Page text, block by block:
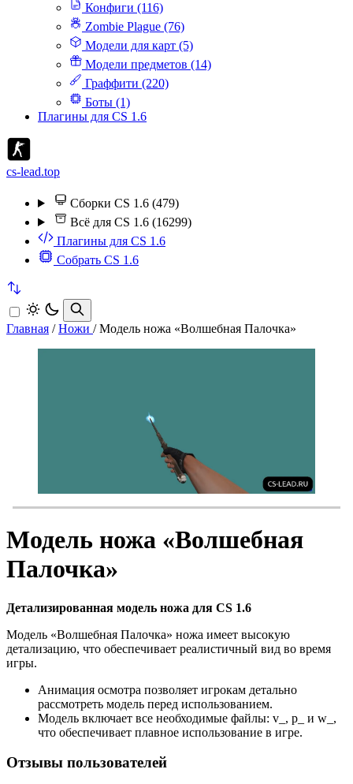
Конфиги (116)
Zombie Plague (76)
Модели для карт (5)
Модели предметов (14)
Граффити (220)
Боты (1)
Плагины для CS 1.6
cs-lead.top
Сборки CS 1.6 (479)
Всё для CS 1.6 (16299)
Плагины для CS 1.6
Собрать CS 1.6
Главная / Ножи / Модель ножа «Волшебная Палочка»
Модель ножа «Волшебная
Палочка»
Детализированная модель ножа для CS 1.6
Модель «Волшебная Палочка» ножа имеет высокую
детализацию, что обеспечивает реалистичный вид во время
игры.
Анимация осмотра позволяет игрокам детально
рассмотреть модель перед использованием.
Модель включает все необходимые файлы: v_, p_ и w_,
что обеспечивает плавное использование в игре.
Отзывы пользователей